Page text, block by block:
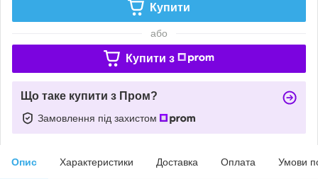
Купити
або
Купити з
Що таке купити з Пром?
Замовлення під захистом
Опис Характеристики Доставка Оплата Умови